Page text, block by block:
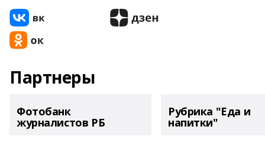
Партнеры
Фотобанк
журналистов РБ
Рубрика "Еда и
напитки"